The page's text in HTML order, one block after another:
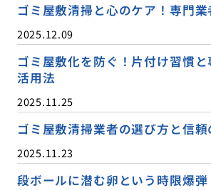
ゴミ屋敷清掃と心のケア！専門
2025.12.09
ゴミ屋敷化を防ぐ！片付け習慣
活用法
2025.11.25
ゴミ屋敷清掃業者の選び方と信頼
2025.11.23
段ボールに潜む卵という時限爆弾